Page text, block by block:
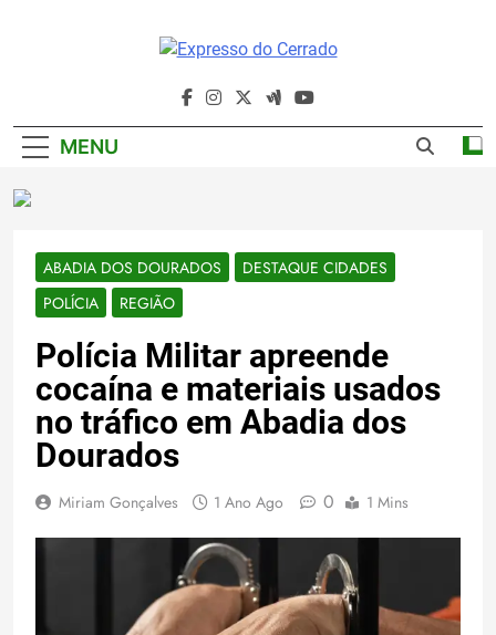
Expresso Do
Cerrado
MENU
ABADIA DOS DOURADOS
DESTAQUE CIDADES
POLÍCIA
REGIÃO
Polícia Militar apreende
cocaína e materiais usados
no tráfico em Abadia dos
Dourados
Miriam Gonçalves 1 Ano Ago 0 1 Mins